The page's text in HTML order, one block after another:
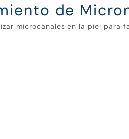
de
microcanales en la piel para